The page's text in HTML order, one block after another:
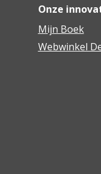
Onze
Mijn Boek
Webwinkel